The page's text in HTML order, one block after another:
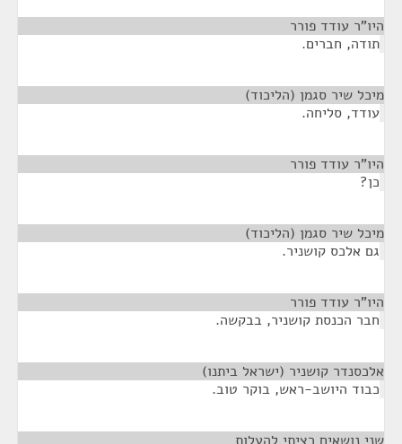
היו"ר עודד פורר
תודה, חברים.
מיכל שיר סגמן (הליכוד)
עודד, סליחה.
היו"ר עודד פורר
כן?
מיכל שיר סגמן (הליכוד)
גם אלכס קושניר.
היו"ר עודד פורר
חבר הכנסת קושניר, בבקשה.
אלכסנדר קושניר (ישראל ביתנו)
כבוד היושב-ראש, בוקר טוב.